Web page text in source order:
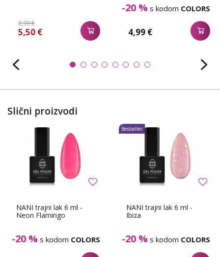
8,99 €
5,50 €
-20 % s kodom COLORS
4,99 €
Slični proizvodi
NANI trajni lak 6 ml -
Neon Flamingo
-20 % s kodom COLORS
NANI trajni lak 6 ml -
Ibiza
-20 % s kodom COLORS
Bestseller